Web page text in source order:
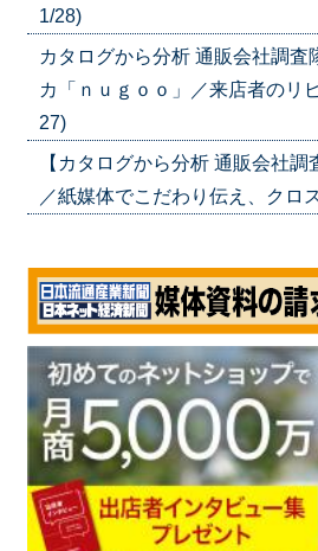
1/28)
カタログから分析 通販会社調査
カ「ｎｕｇｏｏ」／来店者のリ
27)
【カタログから分析 通販会社
／紙媒体でこだわり伝え、クロ